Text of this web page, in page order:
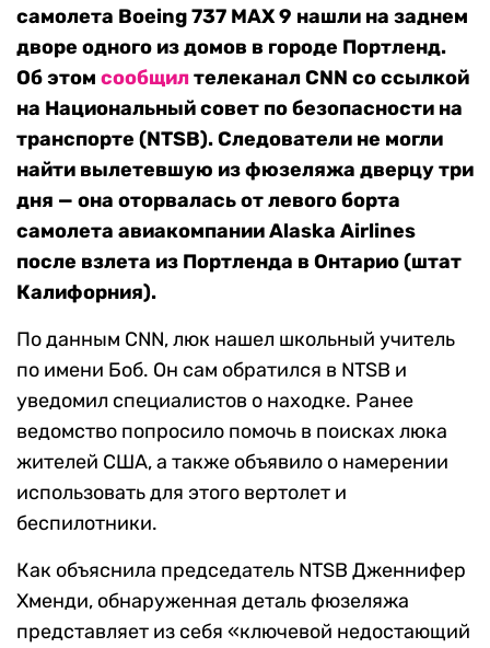
самолета Boeing 737 MAX 9 нашли на заднем
дворе одного из домов в городе Портленд.
Об этом сообщилтелеканал CNN со ссылкой
на Национальный совет по безопасности на
транспорте (NTSB). Следователи не могли
найти вылетевшую из фюзеляжа дверцу три
дня — она оторвалась от левого борта
самолета авиакомпании Alaska Airlines
после взлета из Портленда в Онтарио (штат
Калифорния).
По данным CNN, люк нашел школьный учитель
по имени Боб. Он сам обратился в NTSB и
уведомил специалистов о находке. Ранее
ведомство попросило помочь в поисках люка
жителей США, а также объявило о намерении
использовать для этого вертолет и
беспилотники.
Как объяснила председатель NTSB Дженнифер
Хменди, обнаруженная деталь фюзеляжа
представляет из себя «ключевой недостающий